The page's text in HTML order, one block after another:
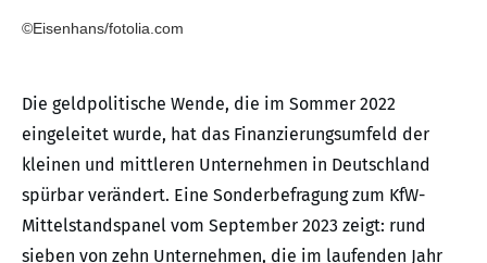
©Eisenhans/fotolia.com
Die geldpolitische Wende, die im Sommer 2022
eingeleitet wurde, hat das Finanzierungsumfeld der
kleinen und mittleren Unternehmen in Deutschland
spürbar verändert. Eine Sonderbefragung zum KfW-
Mittelstandspanel vom September 2023 zeigt: rund
sieben von zehn Unternehmen, die im laufenden Jahr